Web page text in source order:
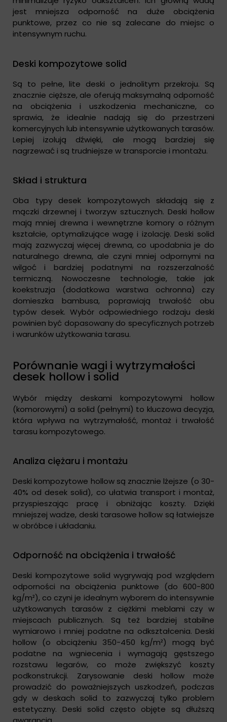
jest mniejsza odporność na duże obciążenia
punktowe, przez co nie są zalecane do miejsc o
intensywnym ruchu.
Deski kompozytowe solid
Są to pełne, lite deski o jednolitym przekroju. Są
znacznie cięższe, ale oferują maksymalną odporność
na obciążenia i uszkodzenia mechaniczne, co
sprawia, że idealnie nadają się do przestrzeni
komercyjnych lub intensywnie użytkowanych tarasów.
Lepiej izolują dźwięki, ale mogą bardziej się
nagrzewać i są trudniejsze w transporcie i montażu.
Skład i struktura
Oba typy desek kompozytowych składają się z
mączki drzewnej i tworzyw sztucznych. Deski hollow
mają mniej drewna i wewnętrzne komory o różnym
kształcie, optymalizujące wagę i izolację. Deski solid
mają zazwyczaj więcej drewna, co upodabnia je do
naturalnego drewna, ale czyni mniej odpornymi na
wilgoć i bardziej podatnymi na rozszerzalność
termiczną. Nowoczesne technologie, takie jak
koekstruzja (dodatkowa warstwa ochronna) czy
domieszka bambusa, poprawiają trwałość obu
typów desek. Wybór odpowiedniego rodzaju deski
powinien być dopasowany do specyficznych potrzeb
i warunków użytkowania tarasu.
Porównanie wagi i wytrzymałości
desek hollow i solid
Wybór między deskami kompozytowymi hollow
(komorowymi) a solid (pełnymi) to kluczowa decyzja,
która wpływa na wytrzymałość, montaż i trwałość
tarasu kompozytowego.
Analiza ciężaru i montażu
Deski kompozytowe hollow są znacznie lżejsze (o 30-
40% od desek solid), co ułatwia transport i montaż,
przyspieszając pracę i obniżając koszty. Dzięki
mniejszej wadze, deski tarasowe hollow są łatwiejsze
w obróbce i układaniu.
Odporność na obciążenia i trwałość
Deski kompozytowe solid wygrywają pod względem
odporności na obciążenia punktowe (do 600-800
kg/m²), co czyni je idealnym wyborem do intensywnie
użytkowanych tarasów z ciężkimi meblami czy w
miejscach publicznych. Są też bardziej stabilne
wymiarowo i mniej podatne na odkształcenia. Deski
hollow (o obciążeniu 350-450 kg/m²) mogą być
podatne na wgniecenia i wymagają gęstszego
rozstawu legarów, co może zwiększyć koszty
podkonstrukcji. Zarysowanie deski hollow może
prowadzić do poważniejszych uszkodzeń, podczas
gdy w deskach solid to zazwyczaj tylko problem
estetyczny. Deski solid często objęte są dłuższą